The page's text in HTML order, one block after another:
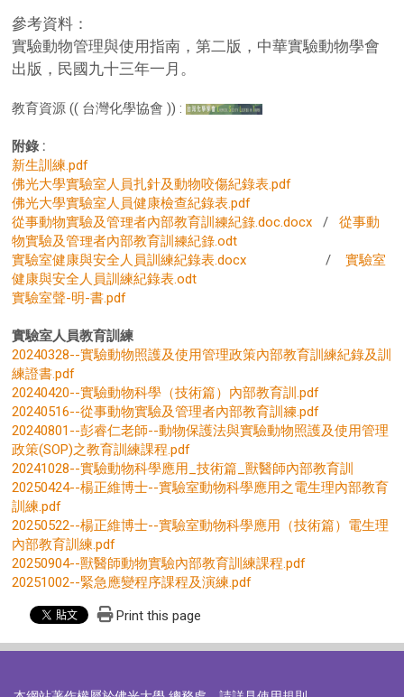
參考資料：
實驗動物管理與使用指南，第二版，中華實驗動物學會
出版，民國九十三年一月。
教育資源 (( 台灣化學協會 )) :
附錄 :
新生訓練.pdf
佛光大學實驗室人員扎針及動物咬傷紀錄表.pdf
佛光大學實驗室人員健康檢查紀錄表.pdf
從事動物實驗及管理者內部教育訓練紀錄.doc.docx /從事動
物實驗及管理者內部教育訓練紀錄.odt
實驗室健康與安全人員訓練紀錄表.docx /實驗室
健康與安全人員訓練紀錄表.odt
實驗室聲-明-書.pdf
實驗室人員教育訓練
20240328--實驗動物照護及使用管理政策內部教育訓練紀錄及訓
練證書.pdf
20240420--實驗動物科學（技術篇）內部教育訓.pdf
20240516--從事動物實驗及管理者內部教育訓練.pdf
20240801--彭睿仁老師--動物保護法與實驗動物照護及使用管理
政策(SOP)之教育訓練課程.pdf
20241028--實驗動物科學應用_技術篇_獸醫師內部教育訓
20250424--楊正維博士--實驗室動物科學應用之電生理內部教育
訓練.pdf
20250522--楊正維博士--實驗室動物科學應用（技術篇）電生理
內部教育訓練.pdf
20250904--獸醫師動物實驗內部教育訓練課程.pdf
20251002--緊急應變程序課程及演練.pdf
Print this page